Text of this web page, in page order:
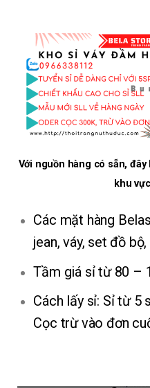
Với nguồn hàng có sẵn,
khu
Các mặt hàng
jean, váy, set đồ
Tầm giá sỉ từ 80 –
Cách lấy sỉ: Sỉ từ 5
Cọc trừ vào đơn